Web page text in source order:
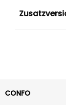
CONFO